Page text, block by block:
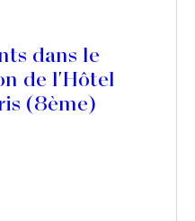
dans le
de l'Hôtel
(8ème)